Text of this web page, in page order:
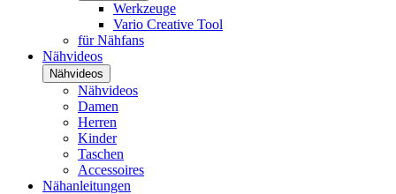
Werkzeuge
Vario Creative Tool
für Nähfans
Nähvideos
Nähvideos
Nähvideos
Damen
Herren
Kinder
Taschen
Accessoires
Nähanleitungen